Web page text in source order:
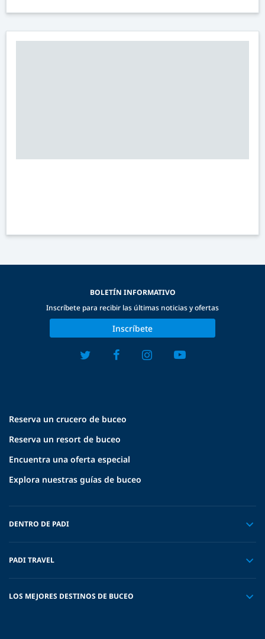
Reserva un crucero de buceo
Reserva un resort de buceo
Encuentra una oferta especial
Explora nuestras guías de buceo
DENTRO DE PADI
PADI TRAVEL
LOS MEJORES DESTINOS DE BUCEO
BOLETÍN INFORMATIVO
Inscríbete para recibir las últimas noticias y ofertas
Inscríbete